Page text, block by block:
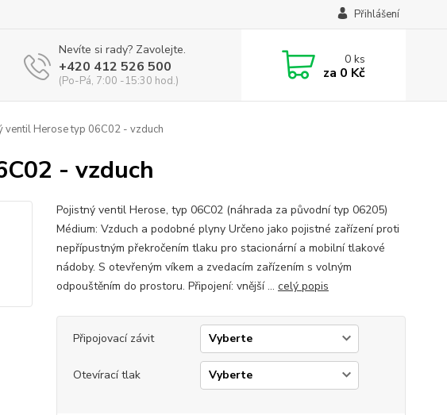
Přihlášení
Nevíte si rady? Zavolejte.
+420 412 526 500
(Po-Pá, 7:00 -15:30 hod.)
0ks
za 0 Kč
ventil Herose typ 06C02 - vzduch
- vzduch
Pojistný ventil Herose, typ 06C02 (náhrada za původní typ 06205)
Médium: Vzduch a podobné plyny Určeno jako pojistné zařízení proti
nepřípustným překročením tlaku pro stacionární a mobilní tlakové
nádoby. S otevřeným víkem a zvedacím zařízením s volným
odpouštěním do prostoru. Připojení: vnější ... celý popis
Připojovací závit
Otevírací tlak